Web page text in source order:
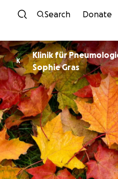
Skip to
Search Donate
K
Klinik für
Sophie Gras